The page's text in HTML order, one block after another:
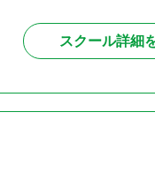
スクール詳細